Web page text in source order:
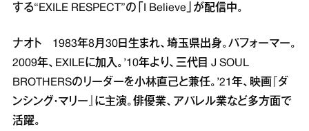
する“EXILE RESPECT”の「I Believe」が配信中。
ナオト 1983年8月30日生まれ、埼玉県出身。パフォーマー。
2009年、EXILEに加入。’10年より、三代目 J SOUL
BROTHERSのリーダーを小林直己と兼任。’21年、映画『ダ
ンシング・マリー』に主演。俳優業、アパレル業など多方面で
活躍。